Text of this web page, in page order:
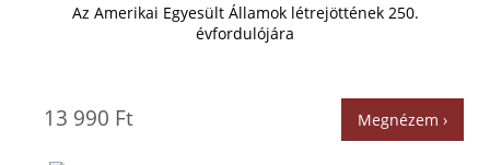
Az Amerikai Egyesült Államok létrejöttének 250.
évfordulójára
13 990 Ft Megnézem ›